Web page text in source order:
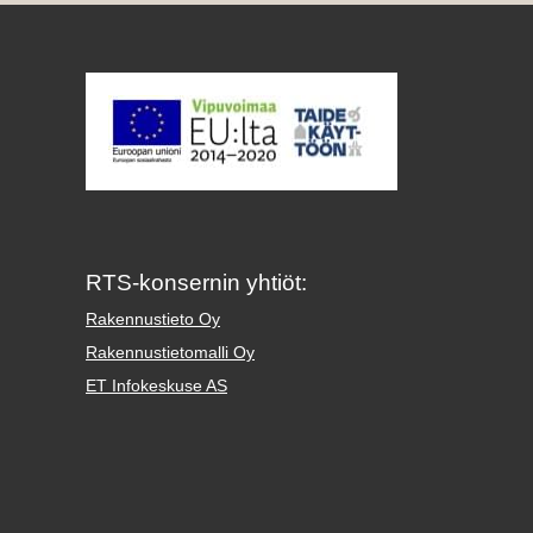
RTS-konsernin yhtiöt:
Rakennustieto Oy
Rakennustietomalli Oy
ET Infokeskuse AS